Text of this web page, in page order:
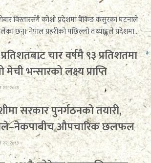
विस्तारसँगै कोशी प्रदेशमा बैंकिङ कसुरका घटनाले
छन्। नेपाल प्रहरीको पछिल्लो तथ्याङ्कले प्रदेशमा...
चार वर्षमै ९३ प्रतिशतमा
मेची भन्सारको लक्ष्य प्राप्ति
२२, २०८३
सरकार पुनर्गठनको तयारी,
औपचारिक छलफल
२०८३